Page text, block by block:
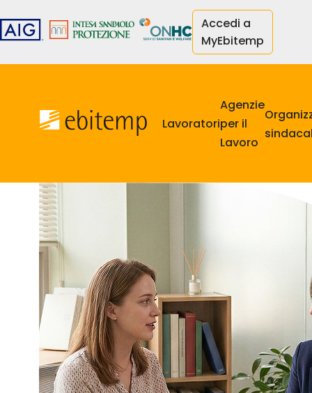
au
contenu
principal
Accedi a
MyEbitemp
principale
Lavoratori
Agenzie
per il
Lavoro